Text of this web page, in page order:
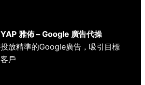
YAP 雅佈 – Google 廣告代操
投放精準的Google廣告，吸引目標
客戶